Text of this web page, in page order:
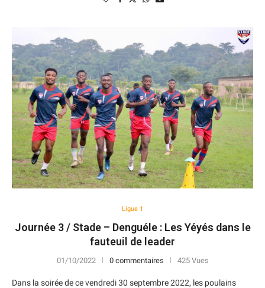
Ligue 1
Journée 3 / Stade – Denguéle : Les Yéyés dans le
fauteuil de leader
01/10/2022 0 commentaires 425 Vues
Dans la soirée de ce vendredi 30 septembre 2022, les poulains